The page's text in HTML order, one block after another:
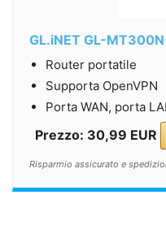
GL.iNET GL-
Router portatile
Supporta OpenVPN
Porta WAN, porta
Prezzo: 30,99 EUR
Risparmio assicurato e